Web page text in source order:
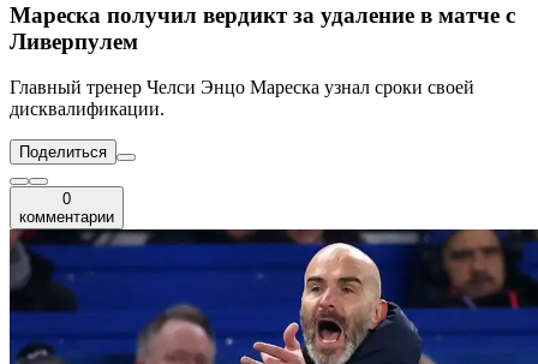
Мареска получил вердикт за удаление в матче с
Ливерпулем
Главный тренер Челси Энцо Мареска узнал сроки своей
дисквалификации.
Поделиться
0
комментарии